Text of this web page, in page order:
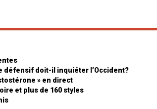
défensif doit-il inquiéter l’Occident?
» en direct
et plus de 160 styles